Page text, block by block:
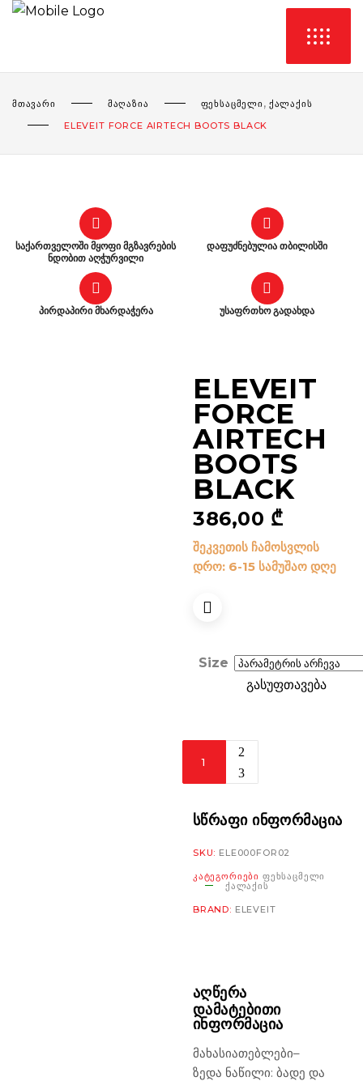
ᲛᲗᲐᲕᲐᲠᲘ ᲛᲐᲦᲐᲖᲘᲐ ᲤᲔᲮᲡᲐᲪᲛᲔᲚᲘ, ᲥᲐᲚᲐᲥᲘᲡ
ELEVEIT FORCE AIRTECH BOOTS BLACK
საქართველოში მყოფი მგზავრების
ნდობით აღჭურვილი
დაფუძნებულია თბილისში
პირდაპირი მხარდაჭერა უსაფრთხო გადახდა
ELEVEIT
FORCE
AIRTECH
BOOTS
BLACK
386,00 ₾
შეკვეთის ჩამოსვლის
დრო: 6-15 სამუშაო დღე
Size
გასუფთავება
Boots
რაოდენობა
ᲡᲬᲠᲐᲤᲘ ᲘᲜᲤᲝᲠᲛᲐᲪᲘᲐ
SKU: ELE000FOR02
ᲙᲐᲢᲔᲒᲝᲠᲘᲔᲑᲘ ᲤᲔᲮᲡᲐᲪᲛᲔᲚᲘ
ᲥᲐᲚᲐᲥᲘᲡ
BRAND: ELEVEIT
ᲐᲦᲬᲔᲠᲐ
ᲓᲐᲛᲐᲢᲔᲑᲘᲗᲘ
ᲘᲜᲤᲝᲠᲛᲐᲪᲘᲐ
მახასიათებლები–
ზედა ნაწილი: ბადე და